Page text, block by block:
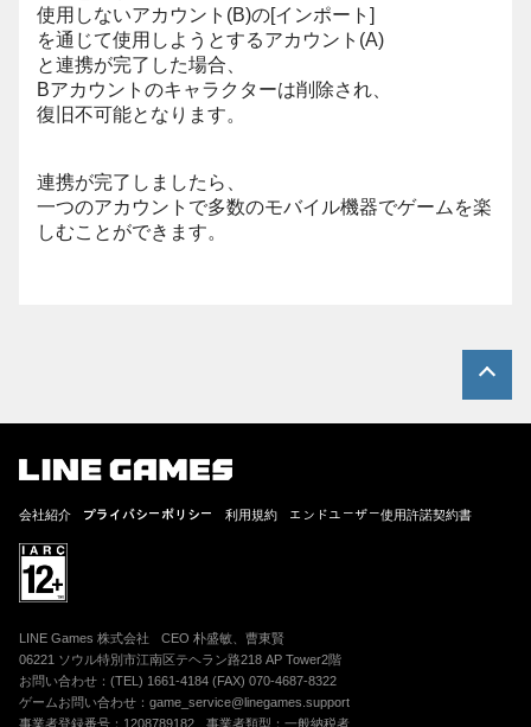
使用しないアカウント(B)の[インポート]
を通じて使用しようとするアカウント(A)
と連携が完了した場合、
Bアカウントのキャラクターは削除され、
復旧不可能となります。
連携が完了しましたら、
一つのアカウントで多数のモバイル機器でゲームを楽
しむことができます。
会社紹介 プライバシーポリシー 利用規約 エンドユーザー使用許諾契約書
LINE Games 株式会社
CEO 朴盛敏、曹東賢
06221 ソウル特別市江南区テヘラン路218 AP Tower2階
お問い合わせ：(TEL) 1661-4184 (FAX) 070-4687-8322
ゲームお問い合わせ：game_service@linegames.support
事業者登録番号：1208789182
事業者類型：一般納税者